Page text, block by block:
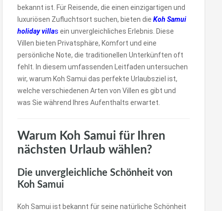
bekannt ist. Für Reisende, die einen einzigartigen und
luxuriösen Zufluchtsort suchen, bieten die Koh Samui
holiday villas ein unvergleichliches Erlebnis. Diese
Villen bieten Privatsphäre, Komfort und eine
persönliche Note, die traditionellen Unterkünften oft
fehlt. In diesem umfassenden Leitfaden untersuchen
wir, warum Koh Samui das perfekte Urlaubsziel ist,
welche verschiedenen Arten von Villen es gibt und
was Sie während Ihres Aufenthalts erwartet.
Warum Koh Samui für Ihren
nächsten Urlaub wählen?
Die unvergleichliche Schönheit von
Koh Samui
Koh Samui ist bekannt für seine natürliche Schönheit